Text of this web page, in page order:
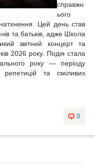
справжн
ього
Цей день став
та батьків, адже Школа
звітний концерт та
2026 року. Подія стала
року — періоду
репетицій та сміливих
0